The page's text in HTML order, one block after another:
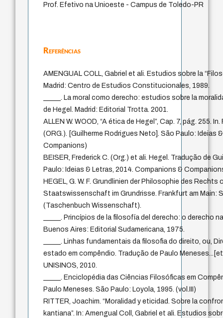
Prof. Efetivo na Unioeste - Campus de Toledo-PR
Referências
AMENGUAL COLL, Gabriel et ali. Estudios sobre la
Madrid: Centro de Estudios Constitucionales, 1989.
_____. La moral como derecho: estudios sobre la
de Hegel. Madrid: Editorial Trotta. 2001.
ALLEN W. WOOD, “A ética de Hegel”, Cap. 7, pág. 255.
(ORG.). [Guilherme Rodrigues Neto]. São Paulo: Ideias
Companions)
BEISER, Frederick C. (Org.) et ali. Hegel. Tradução de
Paulo: Ideias & Letras, 2014. Companions &
HEGEL, G. W. F. Grundlinien der Philosophie des
Staatswissenschaft im Grundrisse. Frankfurt am Main:
(Taschenbuch Wissenschaft).
_____. Princípios de la filosofía del derecho: o derecho
Buenos Aires: Editorial Sudamericana, 1975.
_____. Linhas fundamentais da filosofia do direito, ou,
estado em compêndio. Tradução de Paulo
UNISINOS, 2010.
_____. Enciclopédia das Ciências Filosóficas em
Paulo Meneses. São Paulo: Loyola, 1995. (vol.III)
RITTER, Joachim. “Moralidad y eticidad. Sobre la
kantiana”. In: Amengual Coll, Gabriel et ali. Estudios